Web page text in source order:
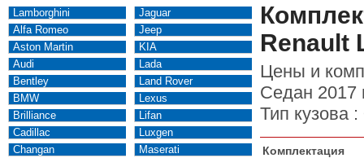
Lamborghini
Alfa Romeo
Aston Martin
Audi
Bentley
BMW
Brilliance
Cadillac
Changan
Jaguar
Jeep
KIA
Lada
Land Rover
Lexus
Lifan
Luxgen
Maserati
Renault
Цены и
Седан 2017
Тип кузова :
Комплектация